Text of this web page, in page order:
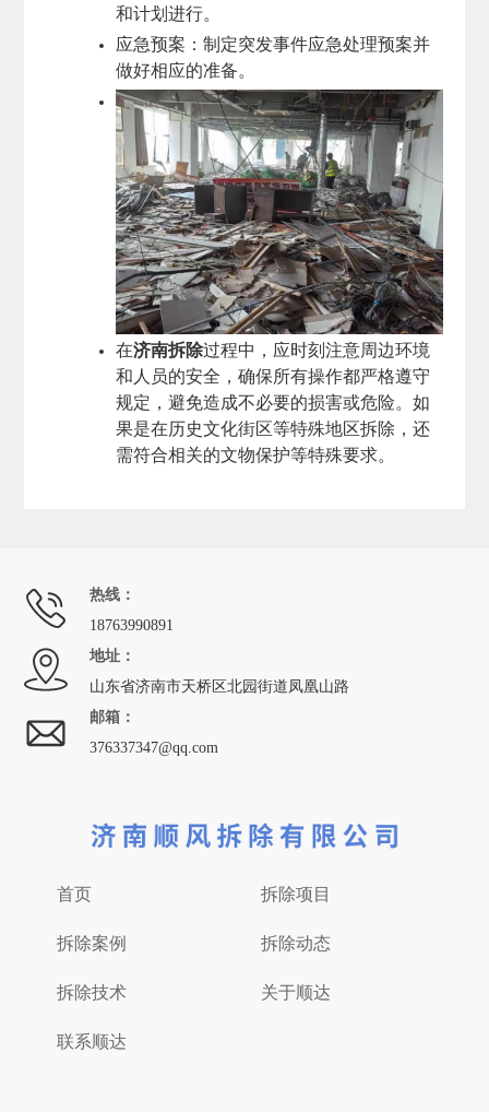
和计划进行。
应急预案：制定突发事件应急处理预案并
做好相应的准备。
在济南拆除过程中，应时刻注意周边环境
和人员的安全，确保所有操作都严格遵守
规定，避免造成不必要的损害或危险。如
果是在历史文化街区等特殊地区拆除，还
需符合相关的文物保护等特殊要求。
热线：
18763990891
地址：
山东省济南市天桥区北园街道凤凰山路
邮箱：
376337347@qq.com
首页 拆除项目
拆除案例 拆除动态
拆除技术 关于顺达
联系顺达